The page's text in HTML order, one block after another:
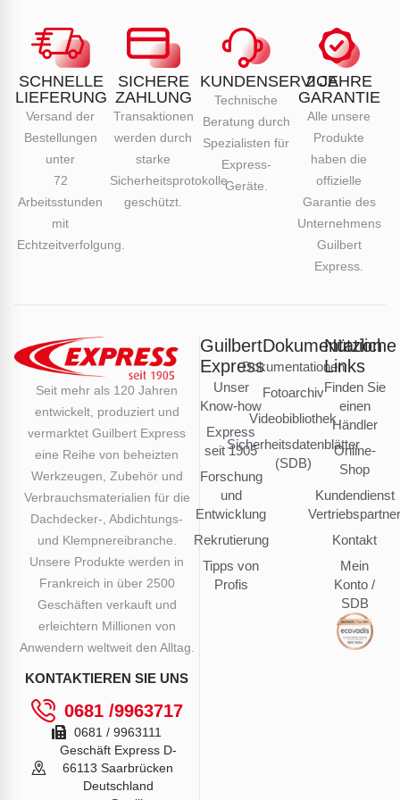
SCHNELLE
LIEFERUNG
Versand der
Bestellungen
unter
72
Arbeitsstunden
mit
Echtzeitverfolgung.
SICHERE
ZAHLUNG
Transaktionen
werden durch
starke
Sicherheitsprotokolle
geschützt.
KUNDENSERVICE
Technische
Beratung durch
Spezialisten für
Express-
Geräte.
2 JAHRE
GARANTIE
Alle unsere
Produkte
haben die
offizielle
Garantie des
Unternehmens
Guilbert
Express.
Seit mehr als 120 Jahren
entwickelt, produziert und
vermarktet Guilbert Express
eine Reihe von beheizten
Werkzeugen, Zubehör und
Verbrauchsmaterialien für die
Dachdecker-, Abdichtungs-
und Klempnereibranche.
Unsere Produkte werden in
Frankreich in über 2500
Geschäften verkauft und
erleichtern Millionen von
Anwendern weltweit den Alltag.
KONTAKTIEREN SIE UNS
0681 /9963717
0681 / 9963111
Geschäft Express D-
66113 Saarbrücken
Deutschland
Guilbert
Express
Unser
Know-how
Express
seit 1905
Forschung
und
Entwicklung
Rekrutierung
Tipps von
Profis
Dokumentation
Dokumentationen
Fotoarchiv
Videobibliothek
Sicherheitsdatenblätter
(SDB)
Nützliche
Links
Finden Sie
einen
Händler
Online-
Shop
Kundendienst
Kontakt
Mein
Konto /
SDB